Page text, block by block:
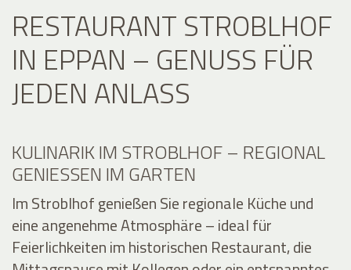
RESTAURANT STROBLHOF
IN EPPAN – GENUSS FÜR
JEDEN ANLASS
KULINARIK IM STROBLHOF – REGIONAL
GENIESSEN IM GARTEN
Im Stroblhof genießen Sie regionale Küche und
eine angenehme Atmosphäre – ideal für
Feierlichkeiten im historischen Restaurant, die